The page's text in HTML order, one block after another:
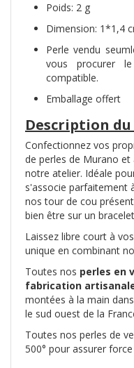
Poids: 2 g
Dimension: 1*1,4
Perle vendu
vous procurer
compatible.
Emballage offert
Description
Confectionnez vos
de perles de Murano
notre atelier. Idéale
s'associe parfaitement
nos tour de cou
bien être sur un
Laissez libre court à
unique en combinant
Toutes nos perles en
fabrication
montées à la main
le sud ouest de la
Toutes nos perles de
500° pour assurer